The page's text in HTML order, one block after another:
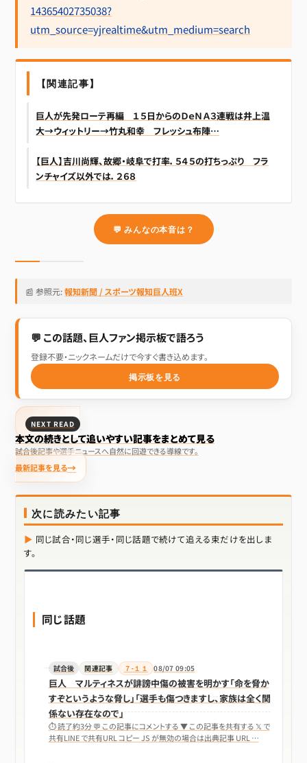
14365402735038?
utm_source=yjrealtime&utm_medium=search
【関連記事】
巨人が先発ローテ再編 １５日からのＤｅＮＡ３連戦は井上温
大→ウィットリー→竹丸和幸 フレッシュ布陣…
【巨人】吉川尚輝、故郷・岐阜で打率．５４５の打ちっぷり フラ
ンチャイズ以外では．２６８
💬 みんなの本音は？
📰 参照元:報知新聞 / スポーツ報知巨人班X
💬 この話題、巨人ファン掲示板で語ろう
登録不要・ニックネームだけで今すぐ書き込めます。
掲示板を見る
NEXT READ
本文の続きとして追いやすい記事をまとめて見る
試合後記事や選手ニュースへ自然に回遊できる導線です。
最新記事を見る
次に読みたい記事
同じ試合・同じ選手・同じ話題で続けて追える束だけを出しま
す。
同じ話題
試合後 関連記事 ７-１１ 08/07 09:05
巨人 マルティネスが誹謗中傷の被害を明かす「命を脅か
すぞというような脅し」「選手も傷つきますし、家族は全く関
係ない存在なので」
⏱ 読了約3分 💬 この記事にコメントする ▼ この記事を共有する 𝕏 で
共有LINE で共有URL コピー JS が無効の場合は出典記事 URL …